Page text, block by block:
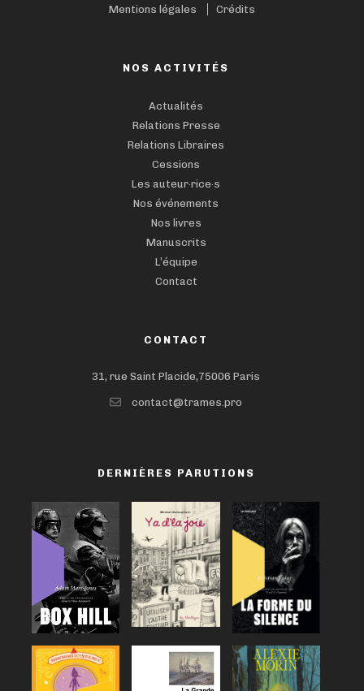
Mentions légales Crédits
NOS ACTIVITÉS
Actualités
Relations Presse
Relations Libraires
Cessions
Les auteur·rice·s
Nos événements
Nos livres
Manuscrits
L’équipe
Contact
CONTACT
31, rue Saint Placide,75006 Paris
contact@trames.pro
DERNIÈRES PARUTIONS